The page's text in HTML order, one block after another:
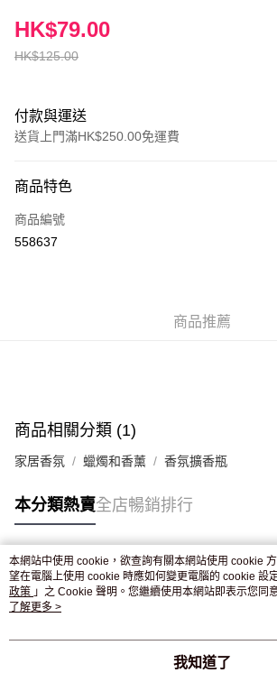
HK$125.00
HK$79.00
付款與運送
送貨上門滿HK$250.00免運費
信用卡
Apple Pay
付款後門市自取，訂單確認後2-4個工作天到店
商品特色
商品編號
558637
商品推薦
商品相關分類 (1)
家居香氛 蠟燭和香薰 香氛擴香瓶
本分類熱賣全店暢銷排行
熱門標籤
熱銷排行
本網站中使用 cookie，欲查詢有關本網站使用 cookie
望在電腦上使用 cookie 時應如何變更電腦的 cookie 設
政策 」之 Cookie 聲明。您繼續使用本網站即表示您同
條款之 Cookie 聲明使用 cookie。
了解更多 >
我知道了